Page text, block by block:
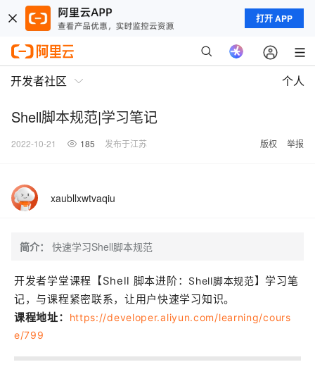
打开 APP
开发者社区 个人
Shell脚本规范|学习笔记
2022-10-21 185 发布于江苏 版权 举报
xaubllxwtvaqiu
简介： 快速学习Shell脚本规范
开发者学堂课程【Shell 脚本进阶： Shell脚本规范】学习笔
记，与课程紧密联系，让用户快速学习知识。
课程地址：
https://developer.aliyun.com/learning/cours
e/799